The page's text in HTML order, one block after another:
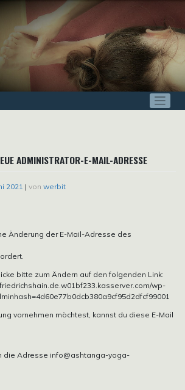
ADMINISTRATOR-E-MAIL-ADRESSE
2021 | von werbit
Änderung der E-Mail-Adresse des
bitte zum Ändern auf den folgenden Link:
wp-
vornehmen möchtest, kannst du diese E-Mail
die Adresse info@ashtanga-yoga-